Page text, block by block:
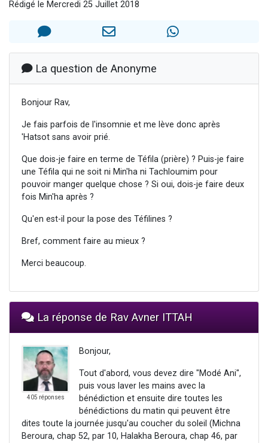
Il reste 49 places pour étudier en groupe sur Zoom
2 personnes viennent de faire un don pour Tsédaka : pauvres d'Israel
Rédigé le Mercredi 25 Juillet 2018
La question de Anonyme
Bonjour Rav,
Je fais parfois de l'insomnie et me lève donc après
'Hatsot sans avoir prié.
Que dois-je faire en terme de Téfila (prière) ? Puis-je faire
une Téfila qui ne soit ni Min'ha ni Tachloumim pour
pouvoir manger quelque chose ? Si oui, dois-je faire deux
fois Min'ha après ?
Qu'en est-il pour la pose des Téfilines ?
Bref, comment faire au mieux ?
Merci beaucoup.
La réponse de Rav Avner ITTAH
405 réponses
Bonjour,
Tout d'abord, vous devez dire "Modé Ani",
puis vous laver les mains avec la
bénédiction et ensuite dire toutes les
bénédictions du matin qui peuvent être
dites toute la journée jusqu'au coucher du soleil (Michna
Beroura, chap 52, par 10, Halakha Beroura, chap 46, par